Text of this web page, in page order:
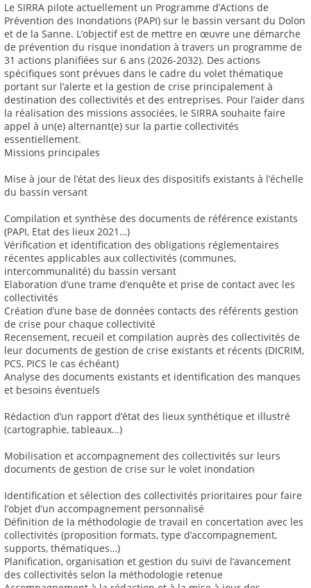
Le SIRRA pilote actuellement un Programme d’Actions de
Prévention des Inondations (PAPI) sur le bassin versant du Dolon
et de la Sanne. L’objectif est de mettre en œuvre une démarche
de prévention du risque inondation à travers un programme de
31 actions planifiées sur 6 ans (2026-2032). Des actions
spécifiques sont prévues dans le cadre du volet thématique
portant sur l’alerte et la gestion de crise principalement à
destination des collectivités et des entreprises. Pour l’aider dans
la réalisation des missions associées, le SIRRA souhaite faire
appel à un(e) alternant(e) sur la partie collectivités
essentiellement.
Missions principales
Mise à jour de l’état des lieux des dispositifs existants à l’échelle
du bassin versant
Compilation et synthèse des documents de référence existants
(PAPI, Etat des lieux 2021…)
Vérification et identification des obligations réglementaires
récentes applicables aux collectivités (communes,
intercommunalité) du bassin versant
Elaboration d’une trame d’enquête et prise de contact avec les
collectivités
Création d’une base de données contacts des référents gestion
de crise pour chaque collectivité
Recensement, recueil et compilation auprès des collectivités de
leur documents de gestion de crise existants et récents (DICRIM,
PCS, PICS le cas échéant)
Analyse des documents existants et identification des manques
et besoins éventuels
Rédaction d’un rapport d’état des lieux synthétique et illustré
(cartographie, tableaux…)
Mobilisation et accompagnement des collectivités sur leurs
documents de gestion de crise sur le volet inondation
Identification et sélection des collectivités prioritaires pour faire
l’objet d’un accompagnement personnalisé
Définition de la méthodologie de travail en concertation avec les
collectivités (proposition formats, type d’accompagnement,
supports, thématiques…)
Planification, organisation et gestion du suivi de l’avancement
des collectivités selon la méthodologie retenue